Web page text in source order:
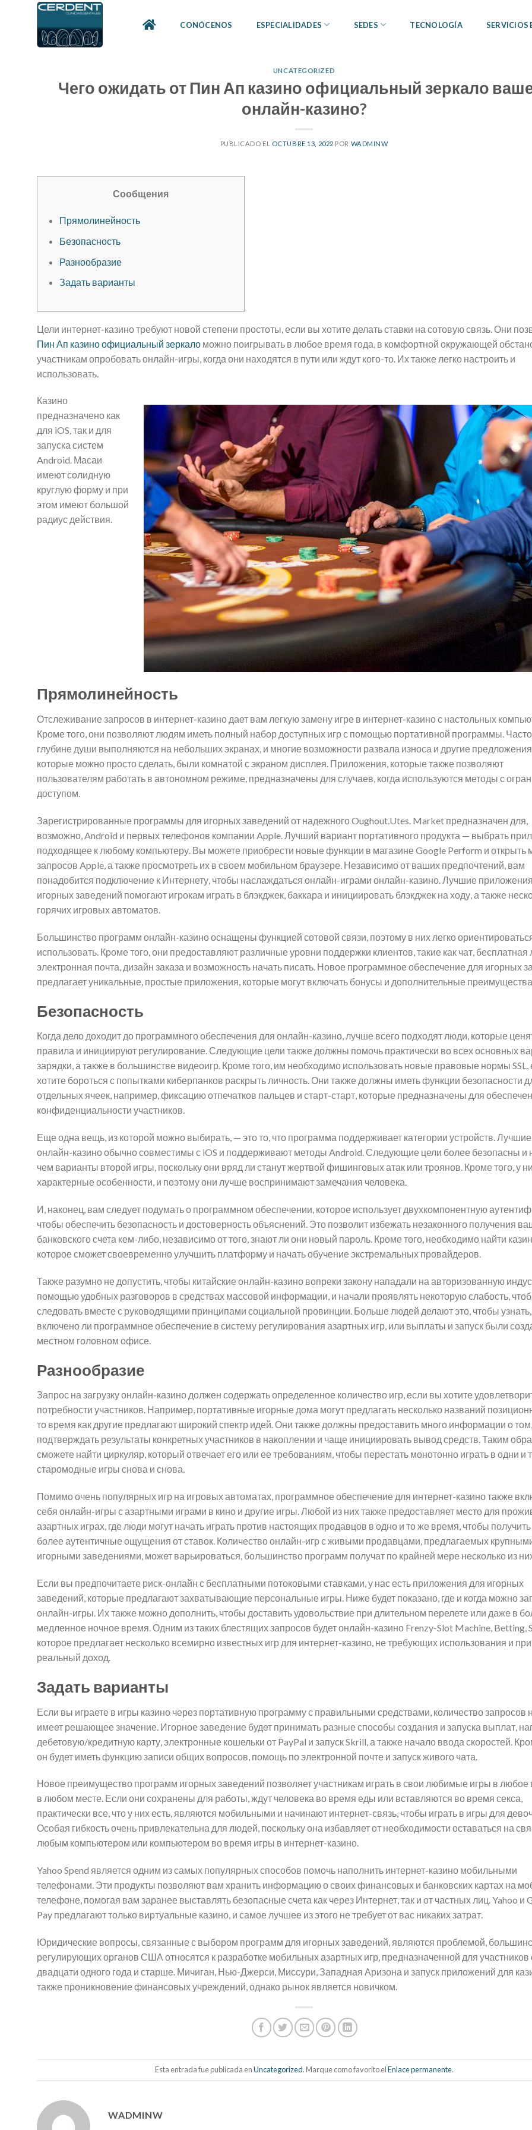
CONÓCENOS ESPECIALIDADES SEDES TECNOLOGÍA SERVICIOS
UNCATEGORIZED
Чего ожидать от Пин Ап казино официальный зеркало
онлайн-казино?
PUBLICADO EL OCTUBRE 13, 2022 POR WADMINW
Сообщения
Прямолинейность
Безопасность
Разнообразие
Задать варианты
Цели интернет-казино требуют новой степени простоты, если вы хотите делать ставки на сотовую связь. Они
Пин Ап казино официальный зеркало можно поигрывать в любое время года, в комфортной окружающей
участникам опробовать онлайн-игры, когда они находятся в пути или ждут кого-то. Их также легко настроить и
использовать.
Казино
предназначено как
для iOS, так и для
запуска систем
Android. Масаи
имеют солидную
круглую форму и при
этом имеют большой
радиус действия.
Прямолинейность
Отслеживание запросов в интернет-казино дает вам легкую замену игре в интернет-казино с настольных
Кроме того, они позволяют людям иметь полный набор доступных игр с помощью портативной программы.
глубине души выполняются на небольших экранах, и многие возможности развала износа и другие
которые можно просто сделать, были комнатой с экраном дисплея. Приложения, которые также позволяют
пользователям работать в автономном режиме, предназначены для случаев, когда используются методы с
доступом.
Зарегистрированные программы для игорных заведений от надежного Oughout.Utes. Market предназначен для,
возможно, Android и первых телефонов компании Apple. Лучший вариант портативного продукта — выбрать
подходящее к любому компьютеру. Вы можете приобрести новые функции в магазине Google Perform и открыть
запросов Apple, а также просмотреть их в своем мобильном браузере. Независимо от ваших предпочтений, вам
понадобится подключение к Интернету, чтобы наслаждаться онлайн-играми онлайн-казино. Лучшие
игорных заведений помогают игрокам играть в блэкджек, баккара и инициировать блэкджек на ходу, а также
горячих игровых автоматов.
Большинство программ онлайн-казино оснащены функцией сотовой связи, поэтому в них легко
использовать. Кроме того, они предоставляют различные уровни поддержки клиентов, такие как чат, бесплатная
электронная почта, дизайн заказа и возможность начать писать. Новое программное обеспечение для игорных
предлагает уникальные, простые приложения, которые могут включать бонусы и дополнительные преимущества.
Безопасность
Когда дело доходит до программного обеспечения для онлайн-казино, лучше всего подходят люди, которые
правила и инициируют регулирование. Следующие цели также должны помочь практически во всех основных
зарядки, а также в большинстве видеоигр. Кроме того, им необходимо использовать новые правовые нормы SSL,
хотите бороться с попытками киберпанков раскрыть личность. Они также должны иметь функции безопасности
отдельных ячеек, например, фиксацию отпечатков пальцев и старт-старт, которые предназначены для
конфиденциальности участников.
Еще одна вещь, из которой можно выбирать, — это то, что программа поддерживает категории устройств.
онлайн-казино обычно совместимы с iOS и поддерживают методы Android. Следующие цели более безопасны и
чем варианты второй игры, поскольку они вряд ли станут жертвой фишинговых атак или троянов. Кроме того, у
характерные особенности, и поэтому они лучше воспринимают замечания человека.
И, наконец, вам следует подумать о программном обеспечении, которое использует двухкомпонентную
чтобы обеспечить безопасность и достоверность объяснений. Это позволит избежать незаконного получения
банковского счета кем-либо, независимо от того, знают ли они новый пароль. Кроме того, необходимо найти
которое сможет своевременно улучшить платформу и начать обучение экстремальных провайдеров.
Также разумно не допустить, чтобы китайские онлайн-казино вопреки закону нападали на авторизованную
помощью удобных разговоров в средствах массовой информации, и начали проявлять некоторую слабость,
следовать вместе с руководящими принципами социальной провинции. Больше людей делают это, чтобы узнать,
включено ли программное обеспечение в систему регулирования азартных игр, или выплаты и запуск были
местном головном офисе.
Разнообразие
Запрос на загрузку онлайн-казино должен содержать определенное количество игр, если вы хотите
потребности участников. Например, портативные игорные дома могут предлагать несколько названий
то время как другие предлагают широкий спектр идей. Они также должны предоставить много информации о
подтверждать результаты конкретных участников в накоплении и чаще инициировать вывод средств. Таким
сможете найти циркуляр, который отвечает его или ее требованиям, чтобы перестать монотонно играть в одни и
старомодные игры снова и снова.
Помимо очень популярных игр на игровых автоматах, программное обеспечение для интернет-казино также
себя онлайн-игры с азартными играми в кино и другие игры. Любой из них также предоставляет место для
азартных играх, где люди могут начать играть против настоящих продавцов в одно и то же время, чтобы
более аутентичные ощущения от ставок. Количество онлайн-игр с живыми продавцами, предлагаемых
игорными заведениями, может варьироваться, большинство программ получат по крайней мере несколько из
Если вы предпочитаете риск-онлайн с бесплатными потоковыми ставками, у нас есть приложения для игорных
заведений, которые предлагают захватывающие персональные игры. Ниже будет показано, где и когда можно
онлайн-игры. Их также можно дополнить, чтобы доставить удовольствие при длительном перелете или даже в
медленное ночное время. Одним из таких блестящих запросов будет онлайн-казино Frenzy-Slot Machine, Betting,
которое предлагает несколько всемирно известных игр для интернет-казино, не требующих использования и
реальный доход.
Задать варианты
Если вы играете в игры казино через портативную программу с правильными средствами, количество запросов
имеет решающее значение. Игорное заведение будет принимать разные способы создания и запуска выплат,
дебетовую/кредитную карту, электронные кошельки от PayPal и запуск Skrill, а также начало ввода скоростей.
он будет иметь функцию записи общих вопросов, помощь по электронной почте и запуск живого чата.
Новое преимущество программ игорных заведений позволяет участникам играть в свои любимые игры в любое
в любом месте. Если они сохранены для работы, ждут человека во время еды или вставляются во время секса,
практически все, что у них есть, являются мобильными и начинают интернет-связь, чтобы играть в игры для
Особая гибкость очень привлекательна для людей, поскольку она избавляет от необходимости оставаться на
любым компьютером или компьютером во время игры в интернет-казино.
Yahoo Spend является одним из самых популярных способов помочь наполнить интернет-казино мобильными
телефонами. Эти продукты позволяют вам хранить информацию о своих финансовых и банковских картах на
телефоне, помогая вам заранее выставлять безопасные счета как через Интернет, так и от частных лиц. Yahoo и
Pay предлагают только виртуальные казино, и самое лучшее из этого не требует от вас никаких затрат.
Юридические вопросы, связанные с выбором программ для игорных заведений, являются проблемой,
регулирующих органов США относятся к разработке мобильных азартных игр, предназначенной для участников
двадцати одного года и старше. Мичиган, Нью-Джерси, Миссури, Западная Аризона и запуск приложений для
также проникновение финансовых учреждений, однако рынок является новичком.
Esta entrada fue publicada enUncategorized. Marque como favorito elEnlace permanente.
WADMINW